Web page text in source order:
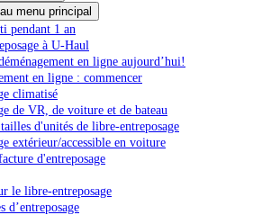
menu principal
pendant 1 an
à U-Haul
en ligne aujourd’hui!
en ligne : commencer
climatisé
de VR, de voiture et de bateau
d'unités de libre-entreposage
extérieur/accessible en voiture
d'entreposage
le libre-entreposage
d’entreposage